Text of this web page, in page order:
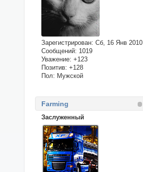
Зарегистрирован: Сб, 16 Янв 2010
Сообщений: 1019
Уважение: +123
Позитив: +128
Пол: Мужской
Farming
Заслуженный